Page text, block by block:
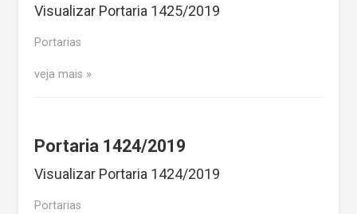
Visualizar Portaria 1425/2019
Portarias
veja mais
Portaria 1424/2019
Visualizar Portaria 1424/2019
Portarias